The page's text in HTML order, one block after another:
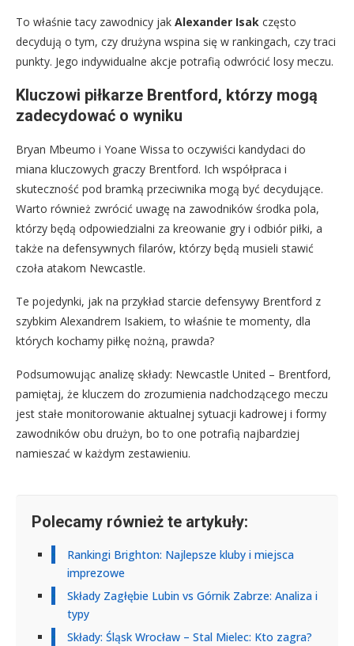
To właśnie tacy zawodnicy jak Alexander Isak często
decydują o tym, czy drużyna wspina się w rankingach, czy traci
punkty. Jego indywidualne akcje potrafią odwrócić losy meczu.
Kluczowi piłkarze Brentford, którzy mogą
zadecydować o wyniku
Bryan Mbeumo i Yoane Wissa to oczywiści kandydaci do
miana kluczowych graczy Brentford. Ich współpraca i
skuteczność pod bramką przeciwnika mogą być decydujące.
Warto również zwrócić uwagę na zawodników środka pola,
którzy będą odpowiedzialni za kreowanie gry i odbiór piłki, a
także na defensywnych filarów, którzy będą musieli stawić
czoła atakom Newcastle.
Te pojedynki, jak na przykład starcie defensywy Brentford z
szybkim Alexandrem Isakiem, to właśnie te momenty, dla
których kochamy piłkę nożną, prawda?
Podsumowując analizę składy: Newcastle United – Brentford,
pamiętaj, że kluczem do zrozumienia nadchodzącego meczu
jest stałe monitorowanie aktualnej sytuacji kadrowej i formy
zawodników obu drużyn, bo to one potrafią najbardziej
namieszać w każdym zestawieniu.
Polecamy również te artykuły:
Rankingi Brighton: Najlepsze kluby i miejsca
imprezowe
Składy Zagłębie Lubin vs Górnik Zabrze: Analiza i
typy
Składy: Śląsk Wrocław – Stal Mielec: Kto zagra?